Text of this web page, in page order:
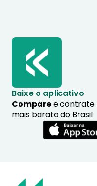
Baixe o aplicativo
Comparee contrate
mais barato do Brasil